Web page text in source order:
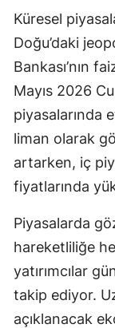
Küresel
Doğu’daki
Bankası’nın
Mayıs 2026
piyasalarında
liman olarak
artarken, iç
fiyatlarında
Piyasalarda
hareketliliğe
yatırımcılar
takip ediyor.
açıklanacak